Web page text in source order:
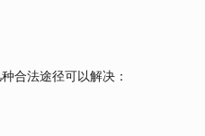
合法途径可以解决：